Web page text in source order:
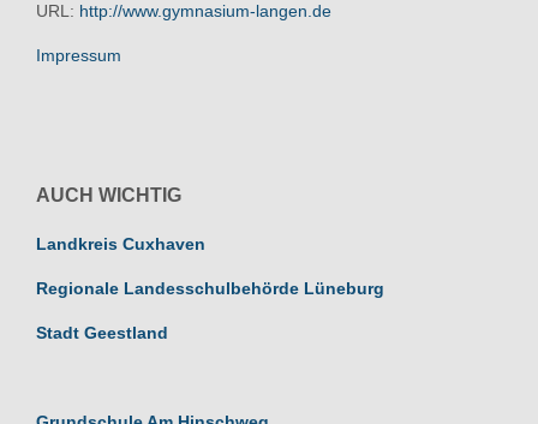
URL: http://www.gymnasium-langen.de
Impressum
AUCH WICHTIG
Landkreis Cuxhaven
Regionale Landesschulbehörde Lüneburg
Stadt Geestland